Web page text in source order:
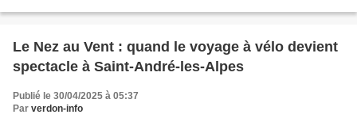
Le Nez au Vent : quand le voyage à vélo devient
spectacle à Saint-André-les-Alpes
Publié le 30/04/2025 à 05:37
Par verdon-info